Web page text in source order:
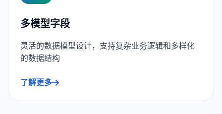
多模型字段
灵活的数据模型设计，支持复杂业务逻辑和多样化
的数据结构
了解更多